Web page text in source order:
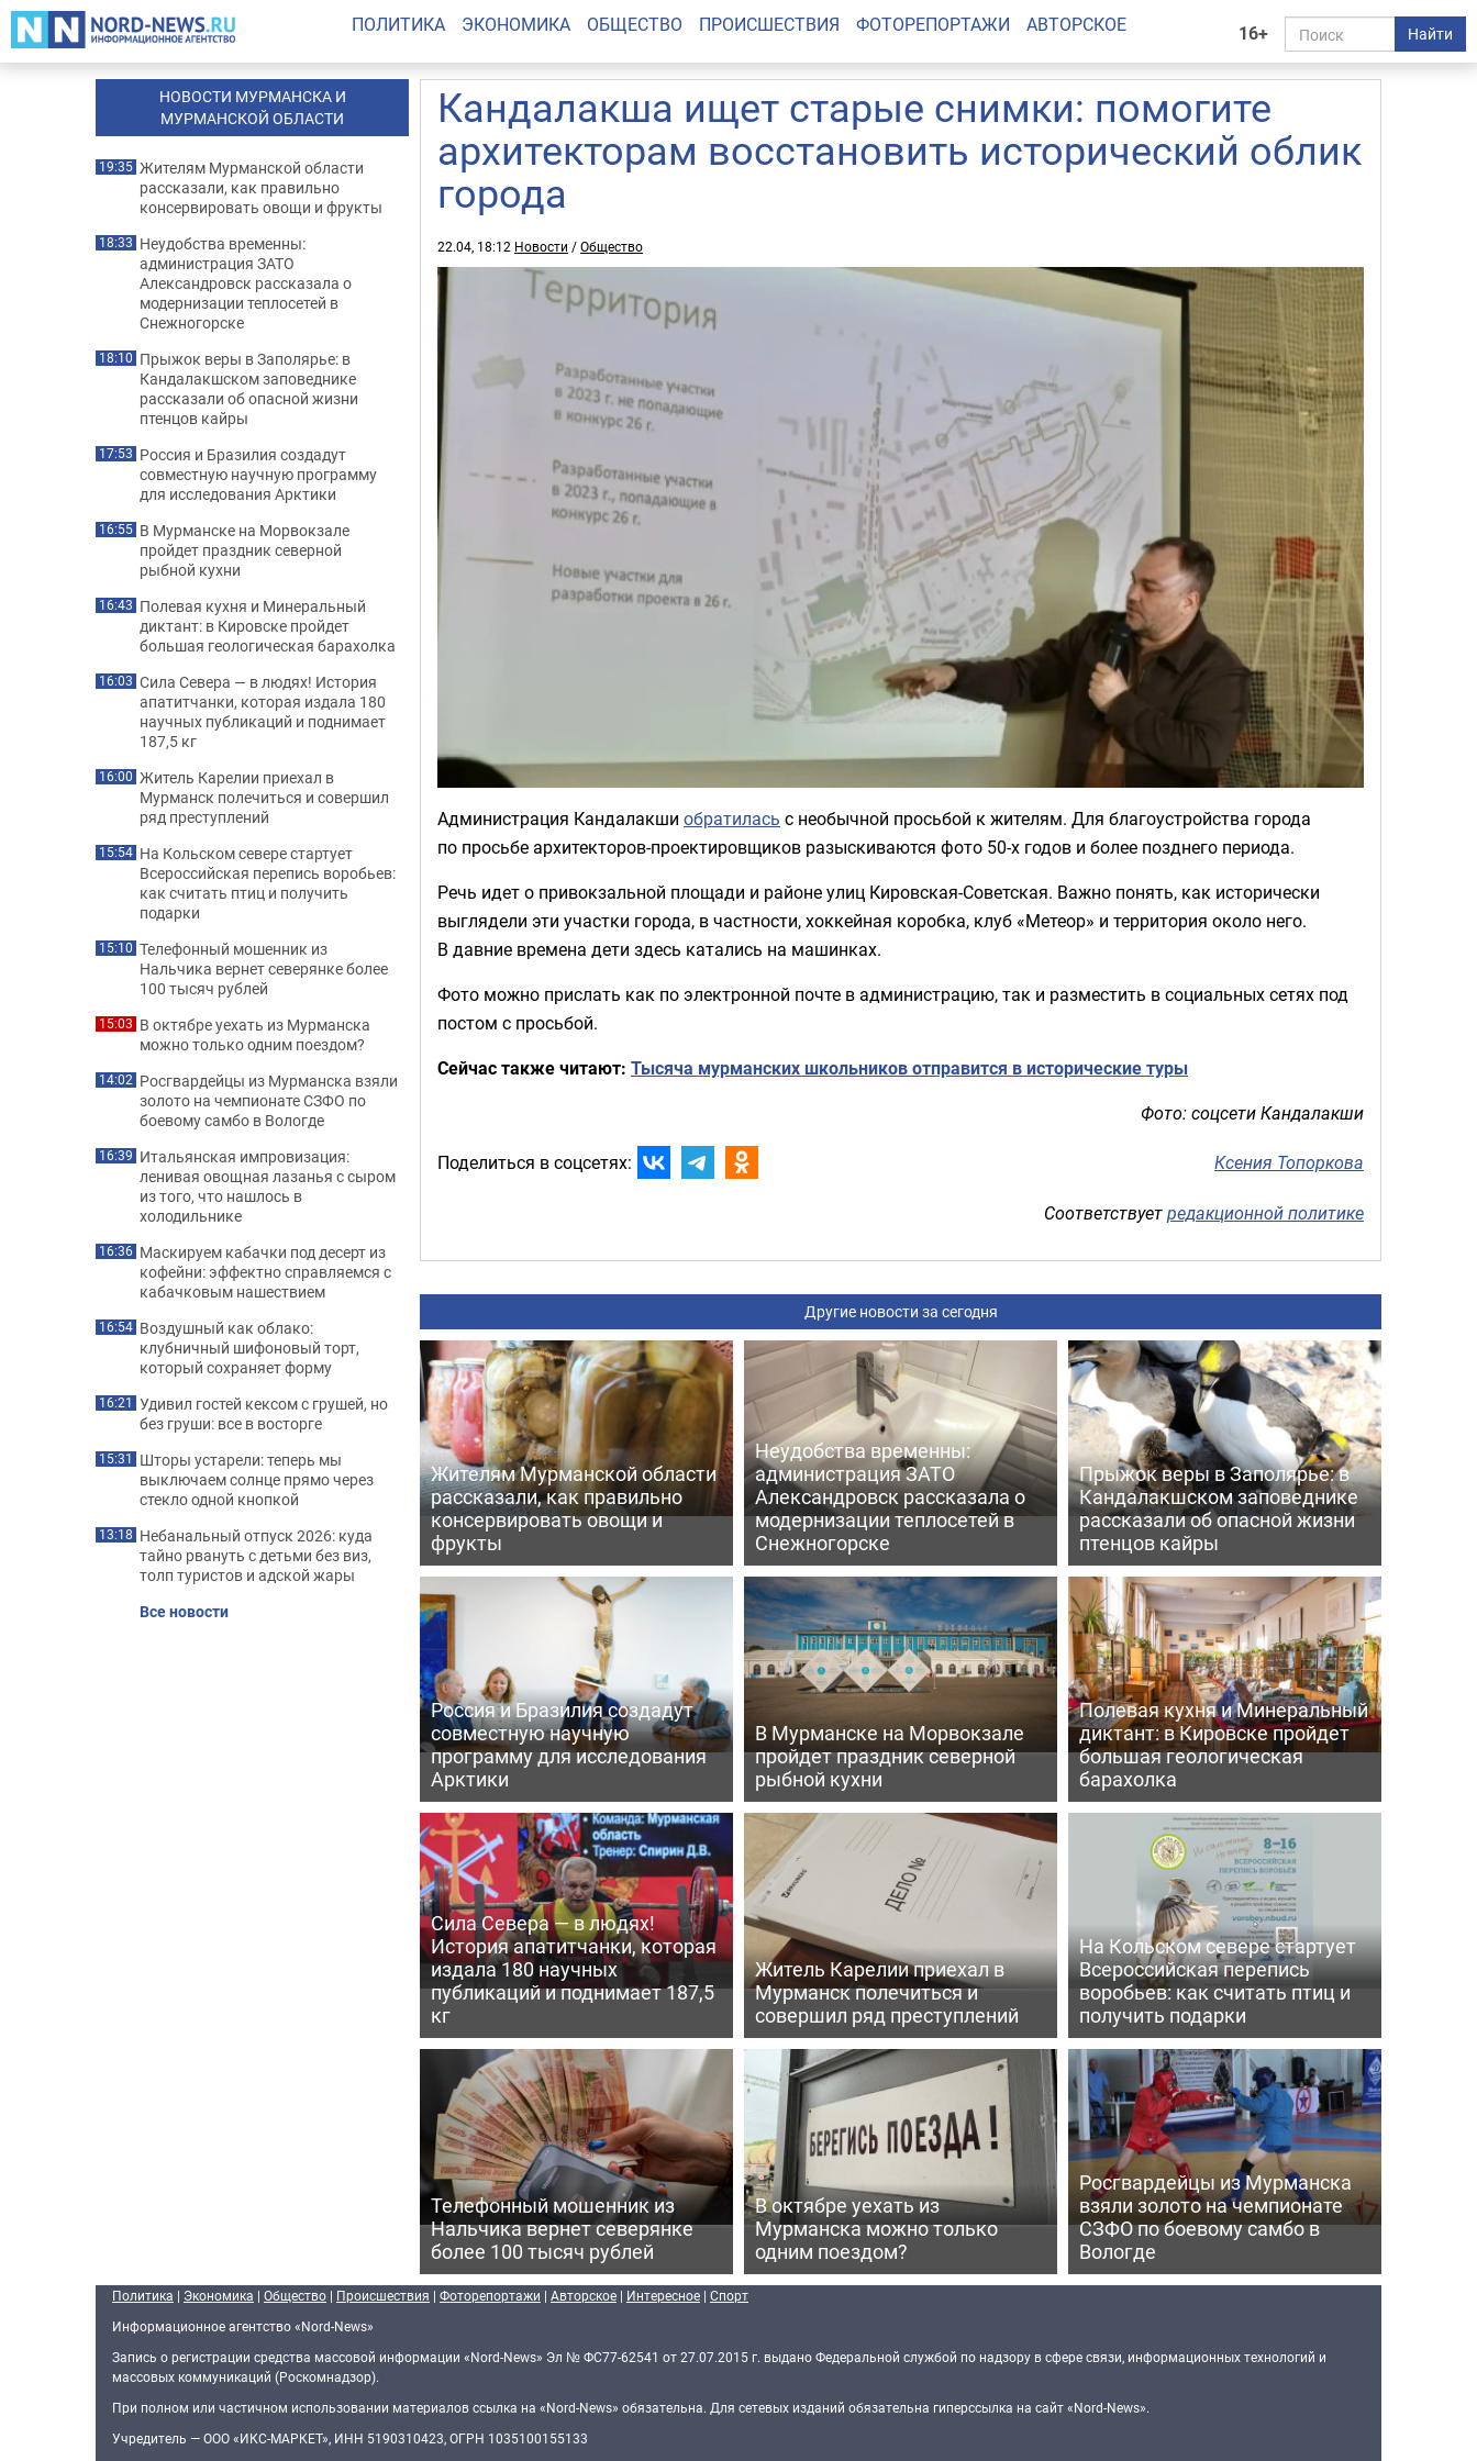
16+ Найти
ПОЛИТИКА ЭКОНОМИКА ОБЩЕСТВО ПРОИСШЕСТВИЯ ФОТОРЕПОРТАЖИ АВТОРСКОЕ
Кандалакша ищет старые снимки: помогите
архитекторам восстановить исторический облик
города
22.04, 18:12 Новости /Общество
Администрация Кандалакши обратилась с необычной просьбой к жителям. Для благоустройства города
по просьбе архитекторов-проектировщиков разыскиваются фото 50-х годов и более позднего периода.
Речь идет о привокзальной площади и районе улиц Кировская-Советская. Важно понять, как исторически
выглядели эти участки города, в частности, хоккейная коробка, клуб «Метеор» и территория около него.
В давние времена дети здесь катались на машинках.
Фото можно прислать как по электронной почте в администрацию, так и разместить в социальных сетях под
постом с просьбой.
Сейчас также читают: Тысяча мурманских школьников отправится в исторические туры
Фото: соцсети Кандалакши
Поделиться в соцсетях: Ксения Топоркова
Соответствуетредакционной политике
Другие новости за сегодня
Жителям Мурманской области
рассказали, как правильно
консервировать овощи и
фрукты
Неудобства временны:
администрация ЗАТО
Александровск рассказала о
модернизации теплосетей в
Снежногорске
Прыжок веры в Заполярье: в
Кандалакшском заповеднике
рассказали об опасной жизни
птенцов кайры
Россия и Бразилия создадут
совместную научную
программу для исследования
Арктики
В Мурманске на Морвокзале
пройдет праздник северной
рыбной кухни
Полевая кухня и Минеральный
диктант: в Кировске пройдет
большая геологическая
барахолка
Сила Севера — в людях!
История апатитчанки, которая
издала 180 научных
публикаций и поднимает 187,5
кг
Житель Карелии приехал в
Мурманск полечиться и
совершил ряд преступлений
На Кольском севере стартует
Всероссийская перепись
воробьев: как считать птиц и
получить подарки
Телефонный мошенник из
Нальчика вернет северянке
более 100 тысяч рублей
В октябре уехать из
Мурманска можно только
одним поездом?
Росгвардейцы из Мурманска
взяли золото на чемпионате
СЗФО по боевому самбо в
Вологде
НОВОСТИ МУРМАНСКА И
МУРМАНСКОЙ ОБЛАСТИ
19:35 Жителям Мурманской области
рассказали, как правильно
консервировать овощи и фрукты
18:33 Неудобства временны:
администрация ЗАТО
Александровск рассказала о
модернизации теплосетей в
Снежногорске
18:10 Прыжок веры в Заполярье: в
Кандалакшском заповеднике
рассказали об опасной жизни
птенцов кайры
17:53 Россия и Бразилия создадут
совместную научную программу
для исследования Арктики
16:55 В Мурманске на Морвокзале
пройдет праздник северной
рыбной кухни
16:43 Полевая кухня и Минеральный
диктант: в Кировске пройдет
большая геологическая барахолка
16:03 Сила Севера — в людях! История
апатитчанки, которая издала 180
научных публикаций и поднимает
187,5 кг
16:00 Житель Карелии приехал в
Мурманск полечиться и совершил
ряд преступлений
15:54 На Кольском севере стартует
Всероссийская перепись воробьев:
как считать птиц и получить
подарки
15:10 Телефонный мошенник из
Нальчика вернет северянке более
100 тысяч рублей
15:03 В октябре уехать из Мурманска
можно только одним поездом?
14:02 Росгвардейцы из Мурманска взяли
золото на чемпионате СЗФО по
боевому самбо в Вологде
16:39 Итальянская импровизация:
ленивая овощная лазанья с сыром
из того, что нашлось в
холодильнике
16:36 Маскируем кабачки под десерт из
кофейни: эффектно справляемся с
кабачковым нашествием
16:54 Воздушный как облако:
клубничный шифоновый торт,
который сохраняет форму
16:21 Удивил гостей кексом с грушей, но
без груши: все в восторге
15:31 Шторы устарели: теперь мы
выключаем солнце прямо через
стекло одной кнопкой
13:18 Небанальный отпуск 2026: куда
тайно рвануть с детьми без виз,
толп туристов и адской жары
Все новости
Политика | Экономика | Общество | Происшествия | Фоторепортажи | Авторское | Интересное | Спорт
Информационное агентство «Nord-News»
Запись о регистрации средства массовой информации «Nord-News» Эл № ФС77-62541 от 27.07.2015 г. выдано Федеральной службой по надзору в сфере связи, информационных технологий и
массовых коммуникаций (Роскомнадзор).
При полном или частичном использовании материалов ссылка на «Nord-News» обязательна. Для сетевых изданий обязательна гиперссылка на сайт «Nord-News».
Учредитель — ООО «ИКС-МАРКЕТ», ИНН 5190310423, ОГРН 1035100155133